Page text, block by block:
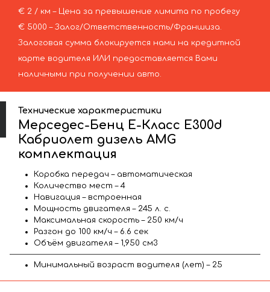
€ 2 / км – Цена за превышение лимита по пробегу
€ 5000 – Залог/Ответственность/Франшиза.
Залоговая сумма блокируется нами на кредитной
карте водителя ИЛИ предоставляется Вами
наличными при получении авто.
Технические характеристики
Мерседес-Бенц Е-Класс Е300d
Кабриолет дизель AMG
комплектация
Коробка передач – автоматическая
Количество мест – 4
Навигация – встроенная
Мощность двигателя – 245 л. с.
Максимальная скорость – 250 км/ч
Разгон до 100 км/ч – 6.6 сек
Объём двигателя – 1,950 см3
Минимальный возраст водителя (лет) – 25